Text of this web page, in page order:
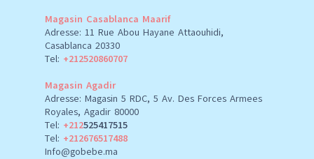
Magasin Casablanca Maarif
Adresse: 11 Rue Abou Hayane Attaouhidi,
Casablanca 20330
Tel: +212520860707
Magasin Agadir
Adresse: Magasin 5 RDC, 5 Av. Des Forces Armees
Royales, Agadir 80000
Tel: +212525417515
Tel: +212676517488
Info@gobebe.ma